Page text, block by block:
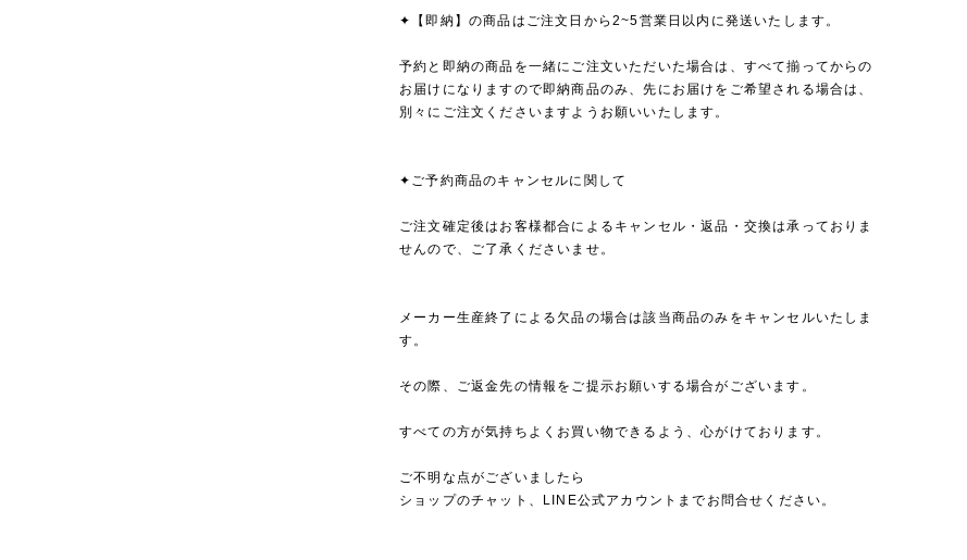
✦【即納】の商品はご注文日から2~5営業日以内に発送いたします。
予約と即納の商品を一緒にご注文いただいた場合は、すべて揃ってからの
お届けになりますので即納商品のみ、先にお届けをご希望される場合は、
別々にご注文くださいますようお願いいたします。
✦ご予約商品のキャンセルに関して
ご注文確定後はお客様都合によるキャンセル・返品・交換は承っておりま
せんので、ご了承くださいませ。
メーカー生産終了による欠品の場合は該当商品のみをキャンセルいたしま
す。
その際、ご返金先の情報をご提示お願いする場合がございます。
すべての方が気持ちよくお買い物できるよう、心がけております。
ご不明な点がございましたら
ショップのチャット、LINE公式アカウントまでお問合せください。